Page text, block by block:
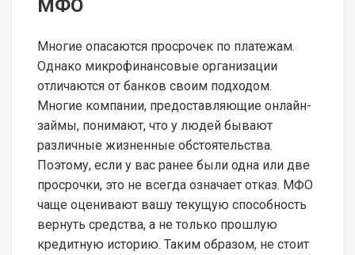
МФО
Многие опасаются просрочек по платежам.
Однако микрофинансовые организации
отличаются от банков своим подходом.
Многие компании, предоставляющие онлайн-
займы, понимают, что у людей бывают
различные жизненные обстоятельства.
Поэтому, если у вас ранее были одна или две
просрочки, это не всегда означает отказ. МФО
чаще оценивают вашу текущую способность
вернуть средства, а не только прошлую
кредитную историю. Таким образом, не стоит